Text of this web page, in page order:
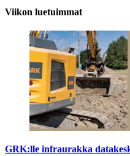
Viikon luetuimmat
GRK:lle infraurakka